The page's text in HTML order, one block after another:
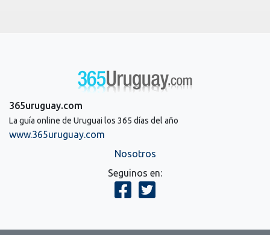
365uruguay.com
La guía online de Uruguai los 365 días del año
www.365uruguay.com
Nosotros
Seguinos en: